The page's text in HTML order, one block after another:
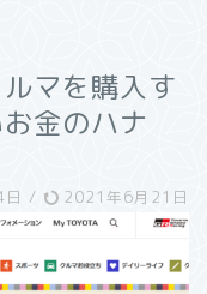
マを購入す
金のハナ
/ 2021年6月21日